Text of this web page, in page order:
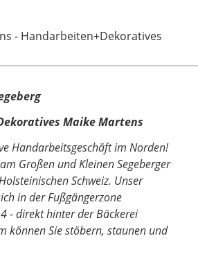
Maike Martens
Handarbeitsgeschäft im Norden!
Großen und Kleinen Segeberger
Schweiz. Unser
in der Fußgängerzone
- direkt hinter der Bäckerei
können Sie stöbern, staunen und